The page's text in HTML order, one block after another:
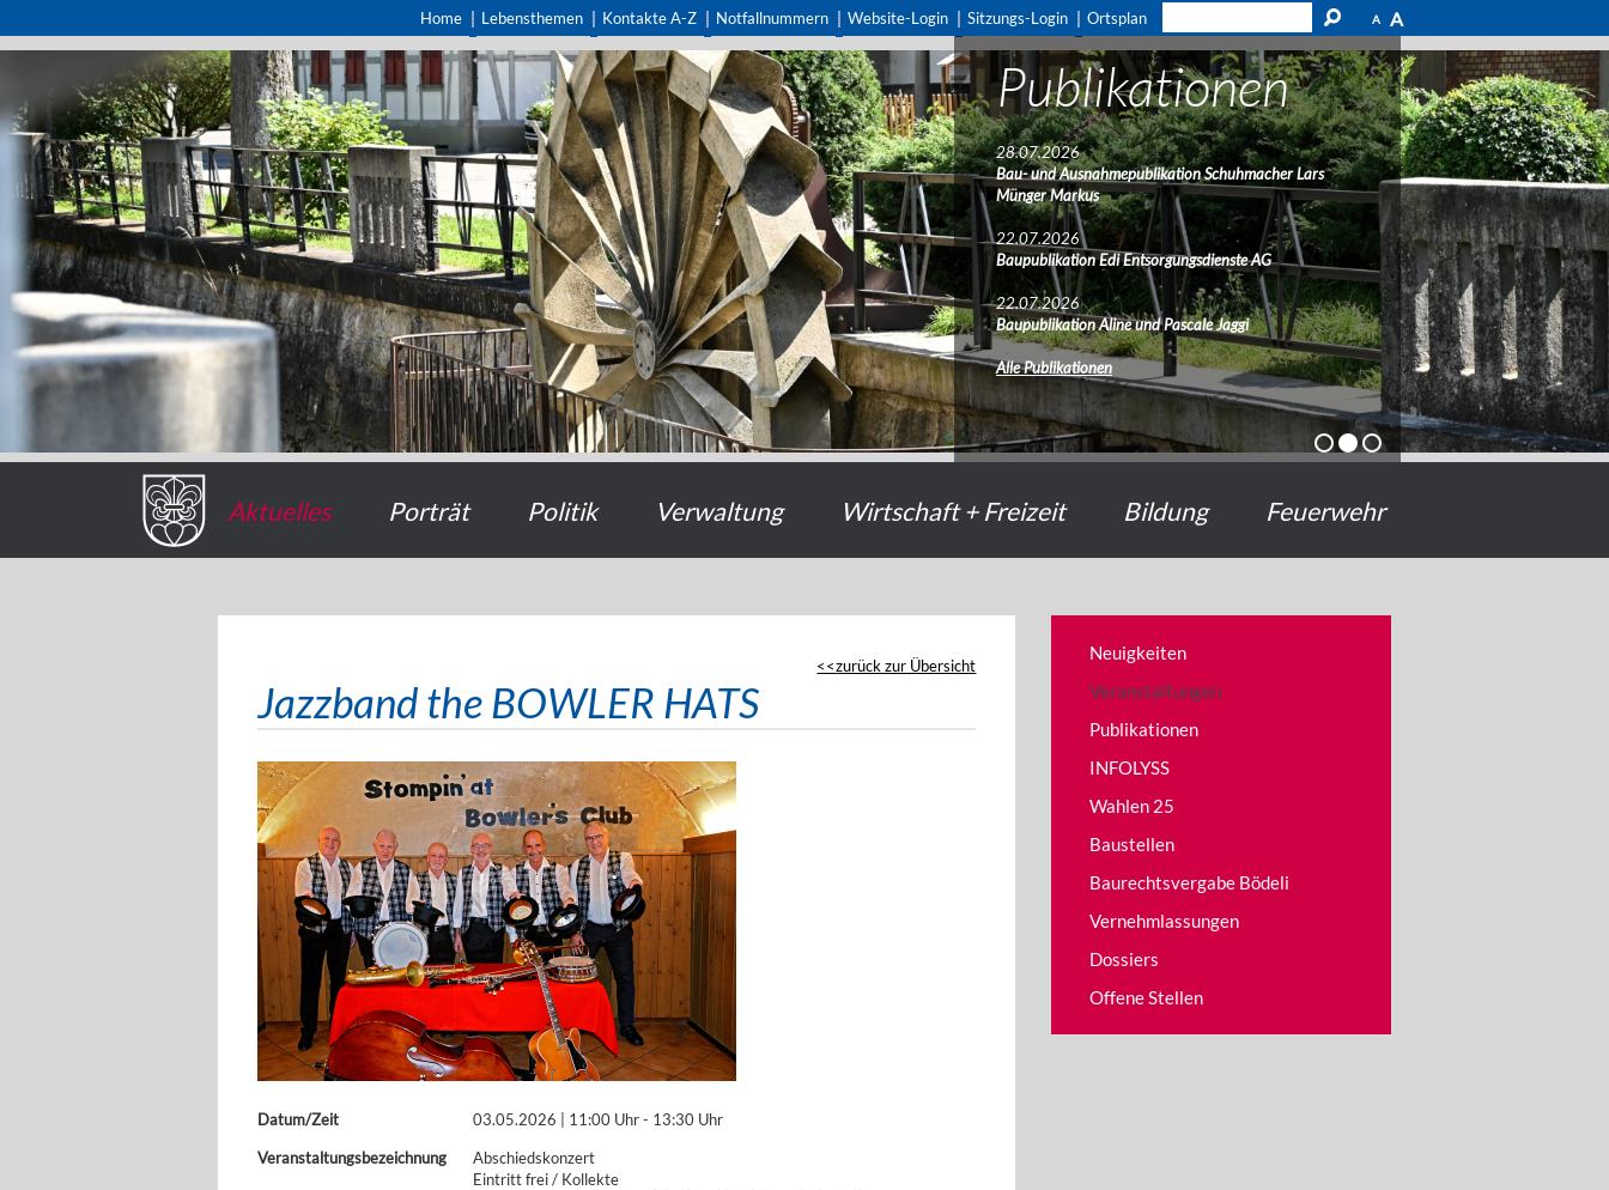
A A
Home Lebensthemen Kontakte A-Z Notfallnummern Website-Login Sitzungs-Login Ortsplan
Publikationen
28.07.2026
Bau- und Ausnahmepublikation Schuhmacher Lars
Münger Markus
22.07.2026
Baupublikation Edi Entsorgungsdienste AG
22.07.2026
Baupublikation Aline und Pascale Jaggi
Alle Publikationen
Aktuelles Porträt Politik Verwaltung Wirtschaft + Freizeit Bildung Feuerwehr
zurück zur Übersicht
Jazzband the BOWLER HATS
Datum/Zeit
03.05.2026 | 11:00 Uhr - 13:30 Uhr
Veranstaltungsbezeichnung
Abschiedskonzert
Eintritt frei / Kollekte
Neuigkeiten
Veranstaltungen
Publikationen
INFOLYSS
Wahlen 25
Baustellen
Baurechtsvergabe Bödeli
Vernehmlassungen
Dossiers
Offene Stellen